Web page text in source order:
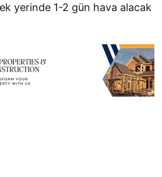
yerinde 1-2 gün hava alacak